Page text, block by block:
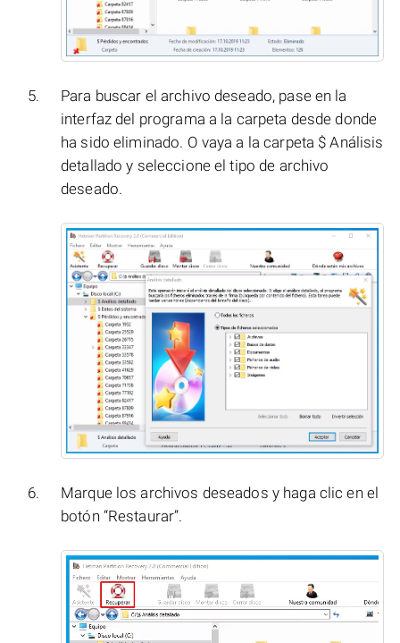
Para buscar el archivo deseado, pase en la
interfaz del programa a la carpeta desde donde
ha sido eliminado. O vaya a la carpeta $ Análisis
detallado y seleccione el tipo de archivo
deseado.
Marque los archivos deseados y haga clic en el
botón “Restaurar”.